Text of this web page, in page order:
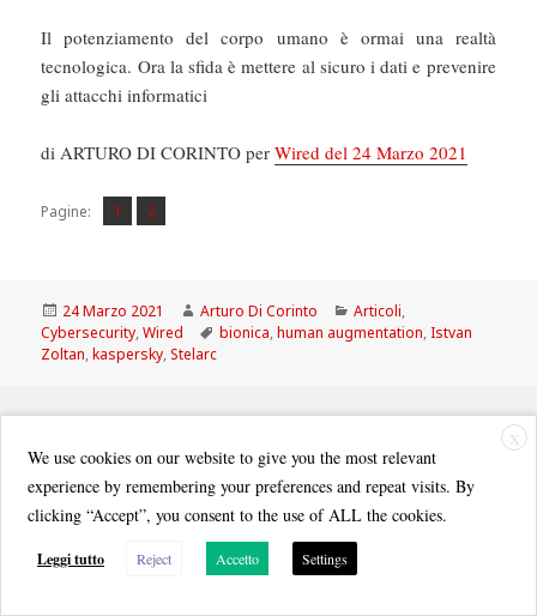
Il potenziamento del corpo umano è ormai una realtà
tecnologica. Ora la sfida è mettere al sicuro i dati e prevenire
gli attacchi informatici
di ARTURO DI CORINTO perWired del 24 Marzo 2021
Pagine: Pagina
1 ,
Pagina
2
Scritto
il
24 Marzo 2021 Autore
Arturo Di Corinto Categorie
Articoli,
Cybersecurity,Wired Tag
bionica,human augmentation,Istvan
Zoltan,kaspersky,Stelarc
Quest'opera è distribuita con LicenzaCreative Commons Attribuzione - Non commerciale - Condividi allo
X
We use cookies on our website to give you the most relevant
experience by remembering your preferences and repeat visits. By
clicking “Accept”, you consent to the use of ALL the cookies.
Leggi tutto Reject Accetto Settings